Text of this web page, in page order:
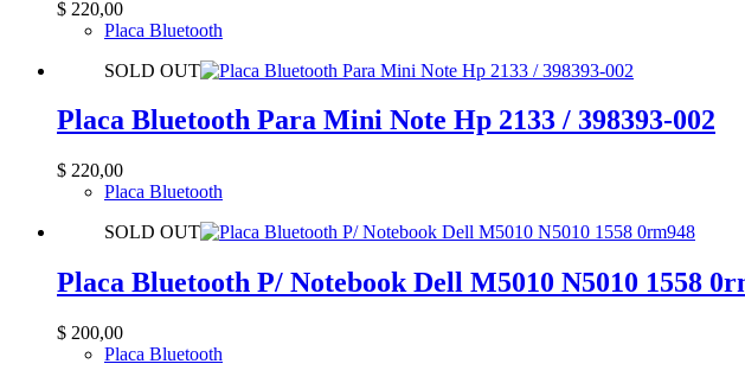
$ 220,00
Placa Bluetooth
SOLD OUT
Placa Bluetooth Para Mini Note Hp 2133 / 398393-002
$ 220,00
Placa Bluetooth
SOLD OUT
Placa Bluetooth P/ Notebook Dell M5010 N5010 1558
$ 200,00
Placa Bluetooth